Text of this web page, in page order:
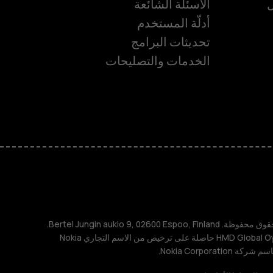
الأسئلة الشائعة
أدلّة المستخدم
تحديثات البرامج
الخدمات والتصليحات
TM و © 2026 HMD Global. جميع الحقوق محفوظة. Bertel Jungin aukio 9, 02600 Espoo, Finland.
مُعرِّف الشركة: 2724044-2. شركة HMD Global Oy حاصلة على ترخيص من الاسم التجاري Nokia